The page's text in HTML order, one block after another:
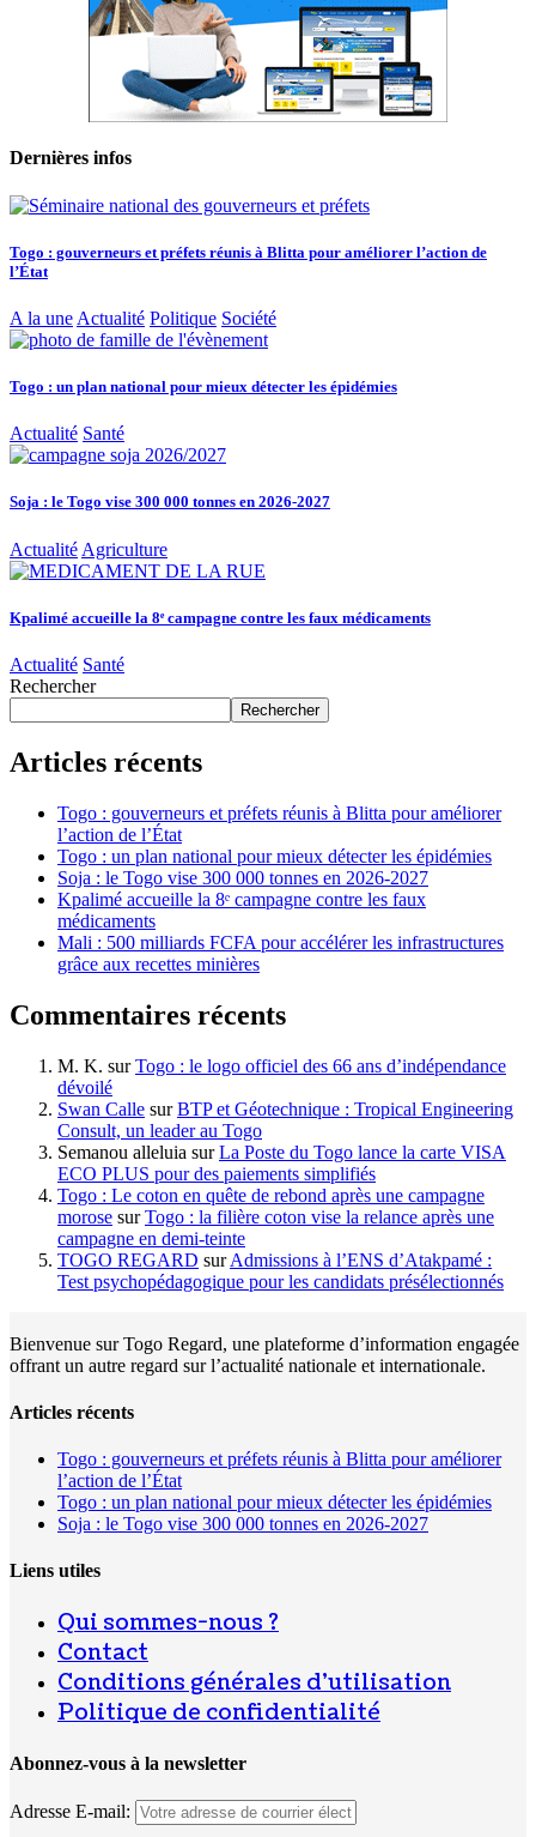
Dernières infos
Togo : gouverneurs et préfets réunis à Blitta pour améliorer l’action de
l’État
A la une Actualité Politique Société
Togo : un plan national pour mieux détecter les épidémies
Actualité Santé
Soja : le Togo vise 300 000 tonnes en 2026-2027
Actualité Agriculture
Kpalimé accueille la 8ᵉ campagne contre les faux médicaments
Actualité Santé
Rechercher
Rechercher
Articles récents
Togo : gouverneurs et préfets réunis à Blitta pour améliorer
l’action de l’État
Togo : un plan national pour mieux détecter les épidémies
Soja : le Togo vise 300 000 tonnes en 2026-2027
Kpalimé accueille la 8ᵉ campagne contre les faux
médicaments
Mali : 500 milliards FCFA pour accélérer les infrastructures
grâce aux recettes minières
Commentaires récents
M. K. surTogo : le logo officiel des 66 ans d’indépendance
dévoilé
Swan Calle surBTP et Géotechnique : Tropical Engineering
Consult, un leader au Togo
Semanou alleluia surLa Poste du Togo lance la carte VISA
ECO PLUS pour des paiements simplifiés
Togo : Le coton en quête de rebond après une campagne
morose surTogo : la filière coton vise la relance après une
campagne en demi-teinte
TOGO REGARD surAdmissions à l’ENS d’Atakpamé :
Test psychopédagogique pour les candidats présélectionnés
Bienvenue sur Togo Regard, une plateforme d’information engagée
offrant un autre regard sur l’actualité nationale et internationale.
Articles récents
Togo : gouverneurs et préfets réunis à Blitta pour améliorer
l’action de l’État
Togo : un plan national pour mieux détecter les épidémies
Soja : le Togo vise 300 000 tonnes en 2026-2027
Liens utiles
Qui sommes-nous ?
Contact
Conditions générales d’utilisation
Politique de confidentialité
Abonnez-vous à la newsletter
Adresse E-mail: